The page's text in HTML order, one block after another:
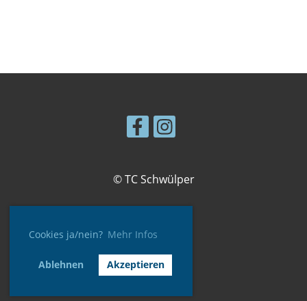
Cookies ja/nein? Mehr Infos
Ablehnen Akzeptieren
© TC Schwülper
Impressum